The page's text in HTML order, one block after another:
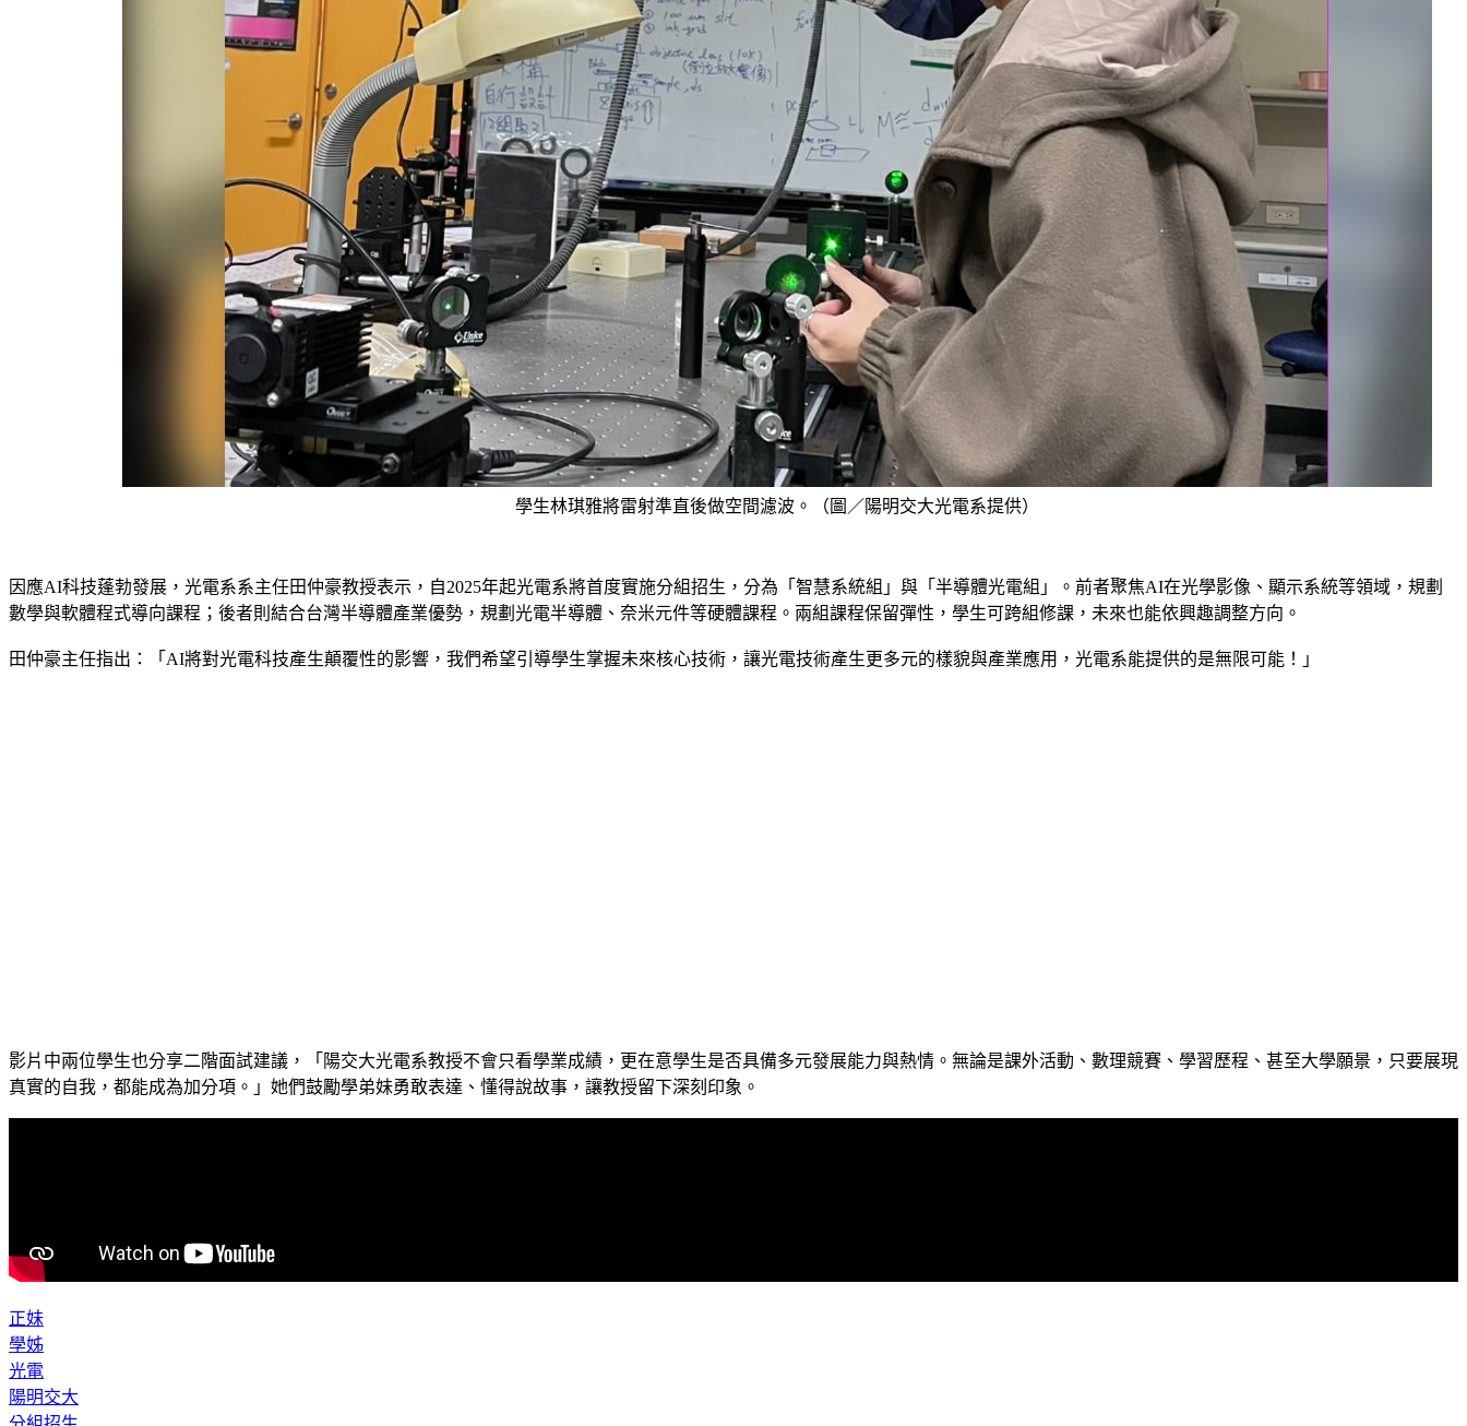
學生林琪雅將雷射準直後做空間濾波。（圖／陽明交大光電系提供）
因應AI科技蓬勃發展，光電系系主任田仲豪教授表示，自2025年起光電系將首度實施分組招生，分為「智慧系統組」與「半導體光電組」。前者聚焦AI在光學影像、顯示系統等領域，規劃
數學與軟體程式導向課程；後者則結合台灣半導體產業優勢，規劃光電半導體、奈米元件等硬體課程。兩組課程保留彈性，學生可跨組修課，未來也能依興趣調整方向。
田仲豪主任指出：「AI將對光電科技產生顛覆性的影響，我們希望引導學生掌握未來核心技術，讓光電技術產生更多元的樣貌與產業應用，光電系能提供的是無限可能！」
影片中兩位學生也分享二階面試建議，「陽交大光電系教授不會只看學業成績，更在意學生是否具備多元發展能力與熱情。無論是課外活動、數理競賽、學習歷程、甚至大學願景，只要展現
真實的自我，都能成為加分項。」她們鼓勵學弟妹勇敢表達、懂得說故事，讓教授留下深刻印象。
正妹
學姊
光電
陽明交大